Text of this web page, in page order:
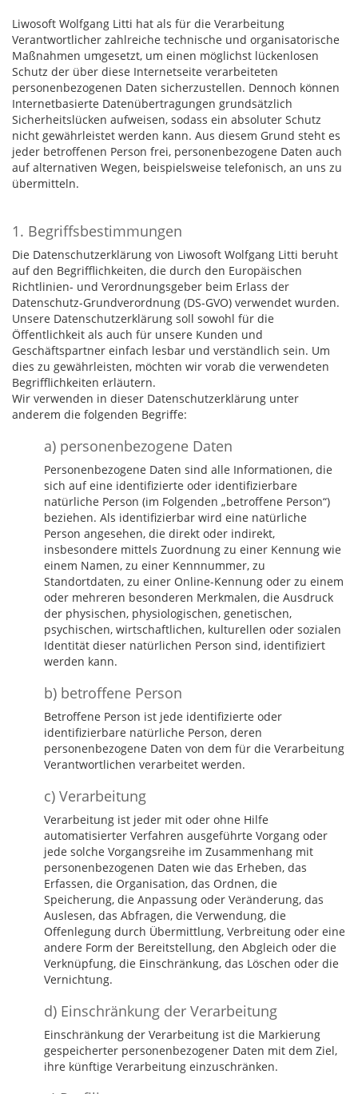
Liwosoft Wolfgang Litti hat als für die Verarbeitung
Verantwortlicher zahlreiche technische und organisatorische
Maßnahmen umgesetzt, um einen möglichst lückenlosen
Schutz der über diese Internetseite verarbeiteten
personenbezogenen Daten sicherzustellen. Dennoch können
Internetbasierte Datenübertragungen grundsätzlich
Sicherheitslücken aufweisen, sodass ein absoluter Schutz
nicht gewährleistet werden kann. Aus diesem Grund steht es
jeder betroffenen Person frei, personenbezogene Daten auch
auf alternativen Wegen, beispielsweise telefonisch, an uns zu
übermitteln.
1. Begriffsbestimmungen
Die Datenschutzerklärung von Liwosoft Wolfgang Litti beruht
auf den Begrifflichkeiten, die durch den Europäischen
Richtlinien- und Verordnungsgeber beim Erlass der
Datenschutz-Grundverordnung (DS-GVO) verwendet wurden.
Unsere Datenschutzerklärung soll sowohl für die
Öffentlichkeit als auch für unsere Kunden und
Geschäftspartner einfach lesbar und verständlich sein. Um
dies zu gewährleisten, möchten wir vorab die verwendeten
Begrifflichkeiten erläutern.
Wir verwenden in dieser Datenschutzerklärung unter
anderem die folgenden Begriffe:
a) personenbezogene Daten
Personenbezogene Daten sind alle Informationen, die
sich auf eine identifizierte oder identifizierbare
natürliche Person (im Folgenden „betroffene Person“)
beziehen. Als identifizierbar wird eine natürliche
Person angesehen, die direkt oder indirekt,
insbesondere mittels Zuordnung zu einer Kennung wie
einem Namen, zu einer Kennnummer, zu
Standortdaten, zu einer Online-Kennung oder zu einem
oder mehreren besonderen Merkmalen, die Ausdruck
der physischen, physiologischen, genetischen,
psychischen, wirtschaftlichen, kulturellen oder sozialen
Identität dieser natürlichen Person sind, identifiziert
werden kann.
b) betroffene Person
Betroffene Person ist jede identifizierte oder
identifizierbare natürliche Person, deren
personenbezogene Daten von dem für die Verarbeitung
Verantwortlichen verarbeitet werden.
c) Verarbeitung
Verarbeitung ist jeder mit oder ohne Hilfe
automatisierter Verfahren ausgeführte Vorgang oder
jede solche Vorgangsreihe im Zusammenhang mit
personenbezogenen Daten wie das Erheben, das
Erfassen, die Organisation, das Ordnen, die
Speicherung, die Anpassung oder Veränderung, das
Auslesen, das Abfragen, die Verwendung, die
Offenlegung durch Übermittlung, Verbreitung oder eine
andere Form der Bereitstellung, den Abgleich oder die
Verknüpfung, die Einschränkung, das Löschen oder die
Vernichtung.
d) Einschränkung der Verarbeitung
Einschränkung der Verarbeitung ist die Markierung
gespeicherter personenbezogener Daten mit dem Ziel,
ihre künftige Verarbeitung einzuschränken.